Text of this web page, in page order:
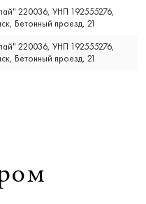
220036, УНП 192555276,
Бетонный проезд, 21
220036, УНП 192555276,
Бетонный проезд, 21